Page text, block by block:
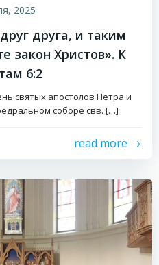
2025
друга, и таким
закон Христов». К
6:2
святых апостолов Петра и
соборе свв. […]
read more